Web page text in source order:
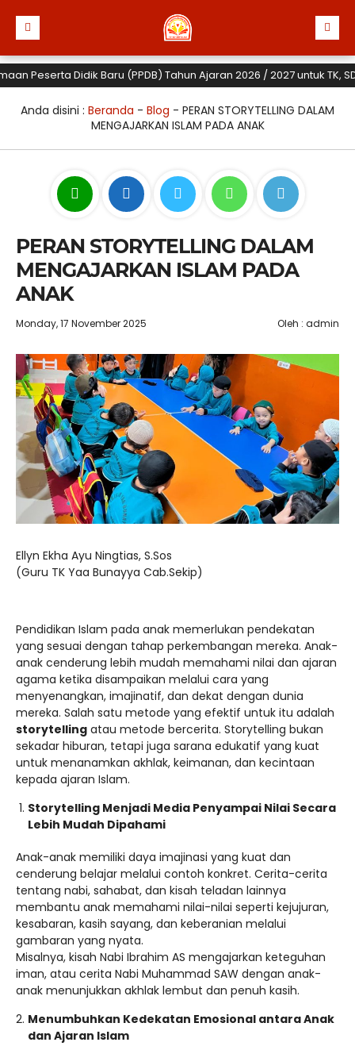
Didik Baru (PPDB) Tahun Ajaran 2026 / 2027 untuk TK, SD
Anda disini : Beranda - Blog - PERAN STORYTELLING DALAM
MENGAJARKAN ISLAM PADA ANAK
PERAN STORYTELLING DALAM
MENGAJARKAN ISLAM PADA
ANAK
Monday, 17 November 2025 Oleh : admin
Ellyn Ekha Ayu Ningtias, S.Sos
(Guru TK Yaa Bunayya Cab.Sekip)
Pendidikan Islam pada anak memerlukan pendekatan
yang sesuai dengan tahap perkembangan mereka. Anak-
anak cenderung lebih mudah memahami nilai dan ajaran
agama ketika disampaikan melalui cara yang
menyenangkan, imajinatif, dan dekat dengan dunia
mereka. Salah satu metode yang efektif untuk itu adalah
storytelling atau metode bercerita. Storytelling bukan
sekadar hiburan, tetapi juga sarana edukatif yang kuat
untuk menanamkan akhlak, keimanan, dan kecintaan
kepada ajaran Islam.
Storytelling Menjadi Media Penyampai Nilai Secara
Lebih Mudah Dipahami
Anak-anak memiliki daya imajinasi yang kuat dan
cenderung belajar melalui contoh konkret. Cerita-cerita
tentang nabi, sahabat, dan kisah teladan lainnya
membantu anak memahami nilai-nilai seperti kejujuran,
kesabaran, kasih sayang, dan keberanian melalui
gambaran yang nyata.
Misalnya, kisah Nabi Ibrahim AS mengajarkan keteguhan
iman, atau cerita Nabi Muhammad SAW dengan anak-
anak menunjukkan akhlak lembut dan penuh kasih.
Menumbuhkan Kedekatan Emosional antara Anak
dan Ajaran Islam